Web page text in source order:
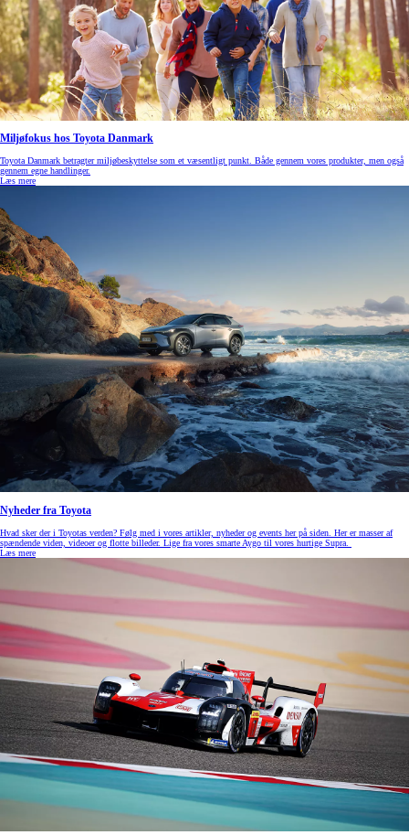
Miljøfokus hos Toyota Danmark
Toyota Danmark betragter miljøbeskyttelse som et væsentligt punkt. Både gennem vores produkter, men også
gennem egne handlinger.
Læs mere
Nyheder fra Toyota
Hvad sker der i Toyotas verden? Følg med i vores artikler, nyheder og events her på siden. Her er masser af
spændende viden, videoer og flotte billeder. Lige fra vores smarte Aygo til vores hurtige Supra.
Læs mere